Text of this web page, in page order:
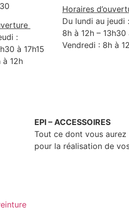
:
à 17h15
à 12h
Horaires
Du lundi au jeudi :
8h à 12h – 13h30
Vendredi : 8h à
EPI – ACCESSOIRES
Tout ce dont vous aurez
pour la réalisation de